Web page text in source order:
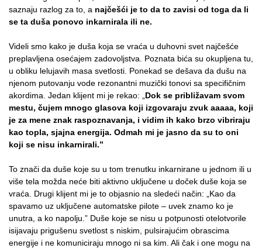
saznaju razlog za to, a najčešći je to da to zavisi od toga da li
se ta duša ponovo inkarnirala ili ne.
Videli smo kako je duša koja se vraća u duhovni svet najčešće
preplavljena osećajem zadovoljstva. Poznata bića su okupljena tu,
u obliku lelujavih masa svetlosti. Ponekad se dešava da dušu na
njenom putovanju vode rezonantni muzički tonovi sa specifičnim
akordima. Jedan klijent mi je rekao: „ Dok se približavam svom
me­stu, čujem mnogo glasova koji izgovaraju zvuk aaaaa, koji
je za mene znak raspoznavanja, i vidim ih kako brzo vibriraju
kao topla, sjajna energija. Odmah mi je jasno da su to oni
koji se nisu inkar­nirali.”
To znači da duše koje su u tom trenutku inkarnirane u jednom ili u
više tela možda neće biti aktivno uključene u doček duše koja se
vraća. Drugi klijent mi je to objasnio na sledeći način: „Kao da
spa­vamo uz uključene automatske pilote – uvek znamo ko je
unutra, a ko napolju.” Duše koje se nisu u potpunosti otelotvorile
isijavaju prigušenu svetlost s niskim, pulsirajućim obrascima
energije i ne komuniciraju mnogo ni sa kim. Ali čak i one mogu na